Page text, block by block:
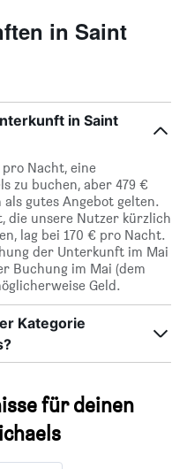
in Saint
in Saint
Nacht, eine
zu buchen, aber 479 €
gutes Angebot gelten.
die unsere Nutzer kürzlich
lag bei 170 € pro Nacht.
der Unterkunft im Mai
Buchung im Mai (dem
Geld.
Kategorie
für deinen